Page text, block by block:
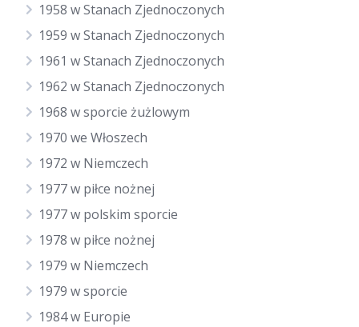
1958 w Stanach Zjednoczonych
1959 w Stanach Zjednoczonych
1961 w Stanach Zjednoczonych
1962 w Stanach Zjednoczonych
1968 w sporcie żużlowym
1970 we Włoszech
1972 w Niemczech
1977 w piłce nożnej
1977 w polskim sporcie
1978 w piłce nożnej
1979 w Niemczech
1979 w sporcie
1984 w Europie